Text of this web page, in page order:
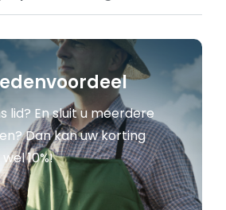
lid? En sluit u meerdere
Dan kan uw korting
10%!